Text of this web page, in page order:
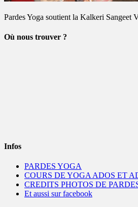
Pardes Yoga soutient la Kalkeri Sangeet
Où nous trouver ?
Infos
PARDES YOGA
COURS DE YOGA ADOS ET
CREDITS PHOTOS DE
Et aussi sur facebook